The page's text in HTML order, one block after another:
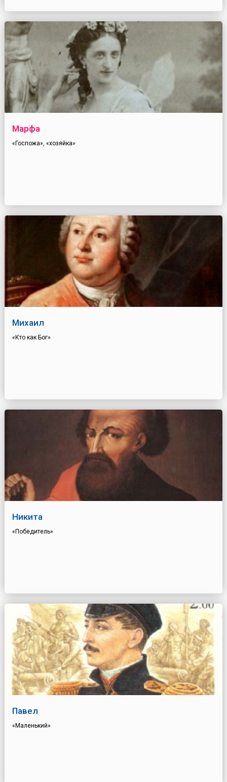
Марфа
«Госпожа», «хозяйка»
Михаил
«Кто как Бог»
Никита
«Победитель»
Павел
«Маленький»